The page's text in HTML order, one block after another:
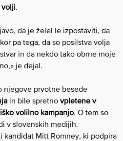
volji.
da je želel le izpostaviti, da
pa tega, da so posilstva volja
in da nekdo tako obrne moje
je dejal.
njegove prvotne besede
in bile spretno vpletene v
volilno kampanjo. O tem so
v slovenskih medijih.
kandidat Mitt Romney, ki podpira